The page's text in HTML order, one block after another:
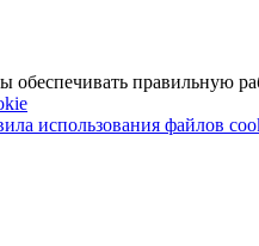
правильную
использования файлов